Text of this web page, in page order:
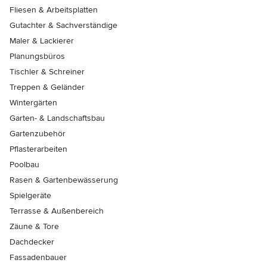
Fliesen & Arbeitsplatten
Gutachter & Sachverständige
Maler & Lackierer
Planungsbüros
Tischler & Schreiner
Treppen & Geländer
Wintergärten
Garten- & Landschaftsbau
Gartenzubehör
Pflasterarbeiten
Poolbau
Rasen & Gartenbewässerung
Spielgeräte
Terrasse & Außenbereich
Zäune & Tore
Dachdecker
Fassadenbauer